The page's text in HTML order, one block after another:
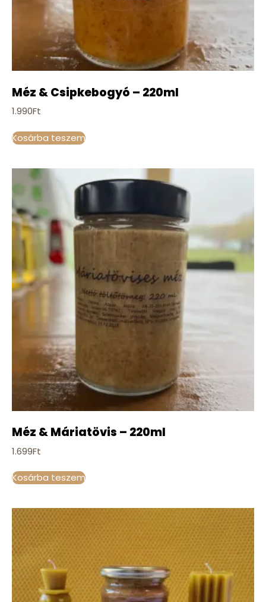
Méz & Csipkebogyó – 220ml
1.990Ft
Kosárba teszem
Méz & Máriatövis – 220ml
1.699Ft
Kosárba teszem